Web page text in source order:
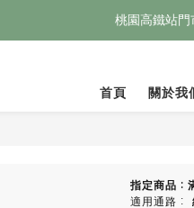
桃園高鐵站
首頁
關於我
指定商品：
適用通路：